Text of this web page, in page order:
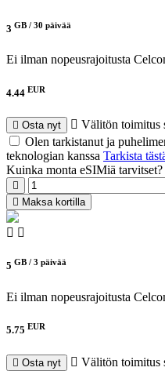
3 GB / 30 päivää
Ei ilman nopeusrajoitusta
4.44 EUR
Osta nyt
Välitön toimitus
Olen tarkistanut ja
teknologian kanssa Tarkista
Kuinka monta eSIMiä tarvitset?
Maksa kortilla
5 GB / 3 päivää
Ei ilman nopeusrajoitusta
5.75 EUR
Osta nyt
Välitön toimitus